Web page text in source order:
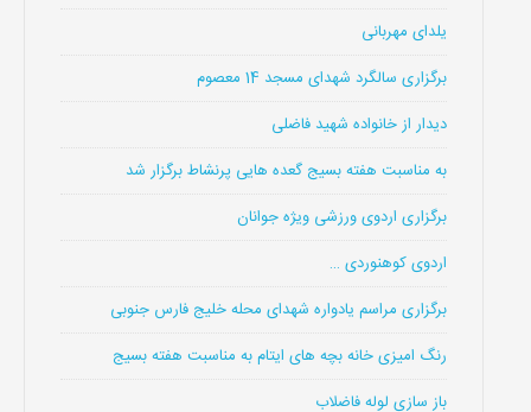
یلدای مهربانی
برگزاری سالگرد شهدای مسجد 14 معصوم
دیدار از خانواده شهید فاضلی
به مناسبت هفته بسیج گعده هایی پرنشاط برگزار شد
برگزاری اردوی ورزشی ویژه جوانان
اردوی کوهنوردی …
برگزاری مراسم یادواره شهدای محله خلیج فارس جنوبی
رنگ امیزی خانه بچه های ایتام به مناسبت هفته بسیج
باز سازی لوله فاضلاب